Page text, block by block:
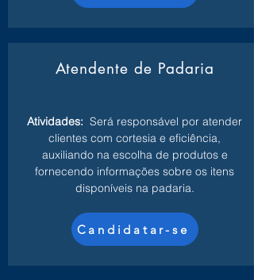
Atendente de Padaria
Atividades: Será responsável por atender
clientes com cortesia e eficiência,
auxiliando na escolha de produtos e
fornecendo informações sobre os itens
disponíveis na padaria.
Candidatar-se